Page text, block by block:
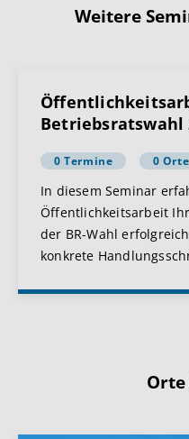
Weitere
Betriebsratswahl
0 Termine 0 Orte
In diesem Seminar
Öffentlichkeitsarbeit
der BR-Wahl
konkrete